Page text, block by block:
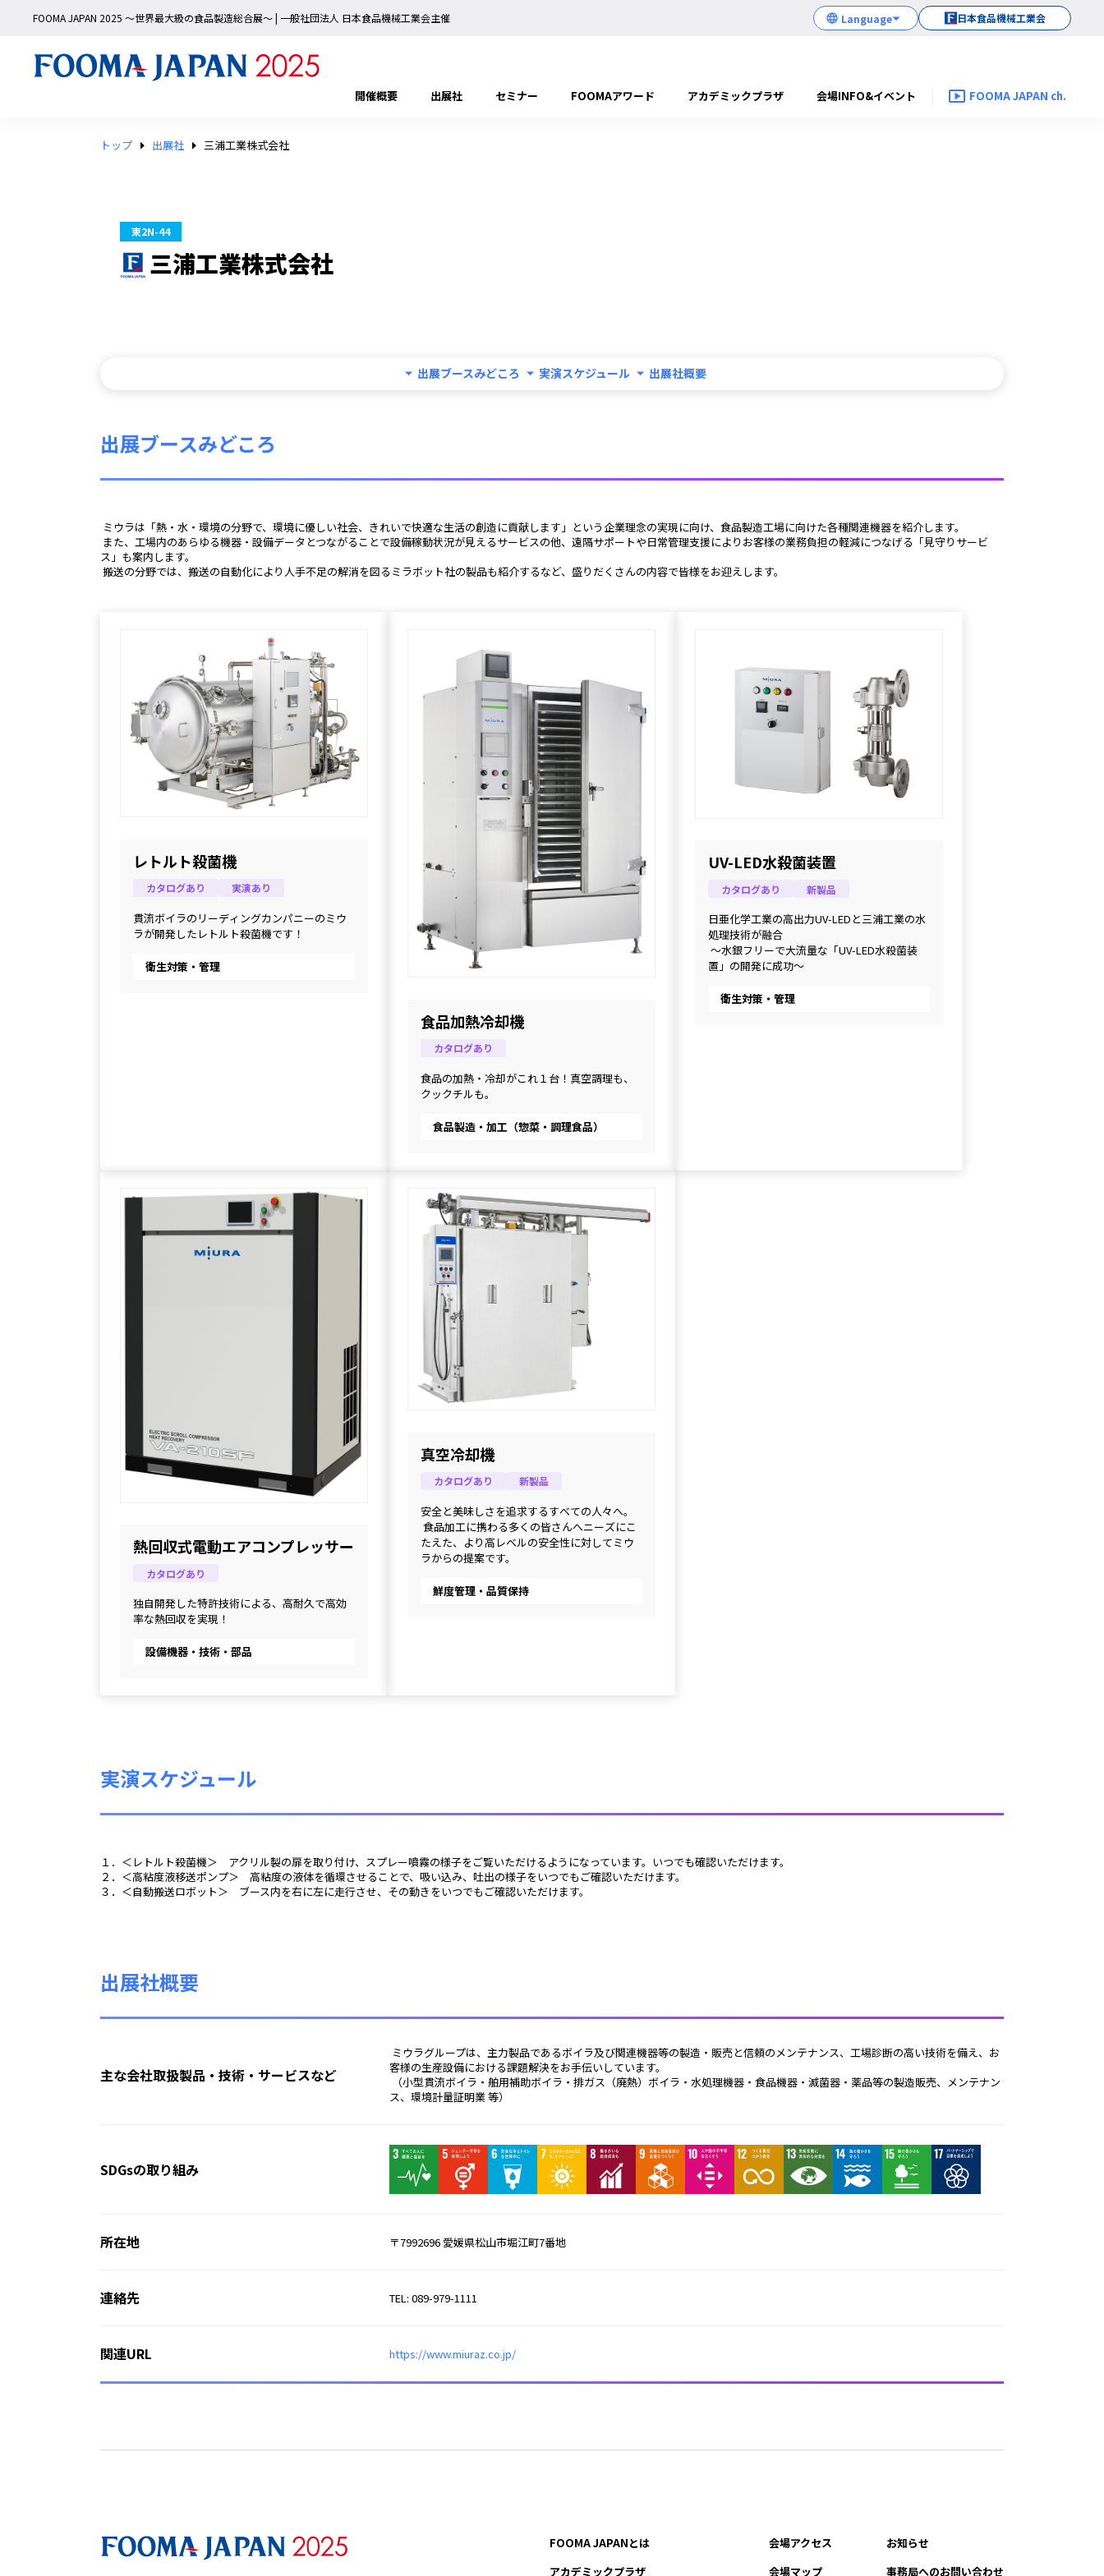
FOOMA JAPAN 2025 〜世界最大級の食品製造総合展〜 | 一般社団法人 日本食品機械工業会主催 日本食品機械工業会
開催概要 出展社 セミナー FOOMAアワード アカデミックプラザ 会場INFO&イベント FOOMA JAPAN ch.
トップ 出展社 三浦工業株式会社
東2N-44
三浦工業株式会社
出展ブースみどころ 実演スケジュール 出展社概要
出展ブースみどころ
ミウラは「熱・水・環境の分野で、環境に優しい社会、きれいで快適な生活の創造に貢献します」という企業理念の実現に向け、食品製造工場に向けた各種関連機器を紹介します。
ス」も案内します。
搬送の分野では、搬送の自動化により人手不足の解消を図るミラボット社の製品も紹介するなど、盛りだくさんの内容で皆様をお迎えします。
レトルト殺菌機
カタログあり 実演あり
貫流ボイラのリーディングカンパニーのミウ
ラが開発したレトルト殺菌機です！
衛生対策・管理
食品加熱冷却機
カタログあり
食品の加熱・冷却がこれ１台！真空調理も、
クックチルも。
食品製造・加工（惣菜・調理食品）
UV-LED水殺菌装置
カタログあり 新製品
日亜化学工業の高出力UV-LEDと三浦工業の水
処理技術が融合
～水銀フリーで大流量な「UV-LED水殺菌装
置」の開発に成功～
衛生対策・管理
熱回収式電動エアコンプレッサー
カタログあり
独自開発した特許技術による、高耐久で高効
率な熱回収を実現！
設備機器・技術・部品
真空冷却機
カタログあり 新製品
安全と美味しさを追求するすべての人々へ。
食品加工に携わる多くの皆さんへニーズにこ
たえた、より高レベルの安全性に対してミウ
ラからの提案です。
鮮度管理・品質保持
実演スケジュール
１．＜レトルト殺菌機＞ アクリル製の扉を取り付け、スプレー噴霧の様子をご覧いただけるようになっています。いつでも確認いただけます。
２．＜高粘度液移送ポンプ＞ 高粘度の液体を循環させることで、吸い込み、吐出の様子をいつでもご確認いただけます。
３．＜自動搬送ロボット＞ ブース内を右に左に走行させ、その動きをいつでもご確認いただけます。
出展社概要
主な会社取扱製品・技術・サービスなど
客様の生産設備における課題解決をお手伝いしています。
ス、環境計量証明業 等）
SDGsの取り組み
所在地 〒7992696 愛媛県松山市堀江町7番地
連絡先 TEL: 089-979-1111
関連URL https://www.miuraz.co.jp/
FOOMA JAPANとは
アカデミックプラザ
会場アクセス
会場マップ
お知らせ
事務局へのお問い合わせ